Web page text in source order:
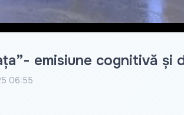
emisiune cognitivă
06:55